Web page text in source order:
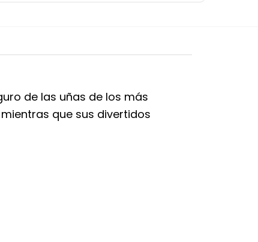
de las uñas de los más
que sus divertidos